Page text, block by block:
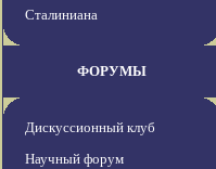
Сталиниана
ФОРУМЫ
Дискуссионный клуб
Научный форум